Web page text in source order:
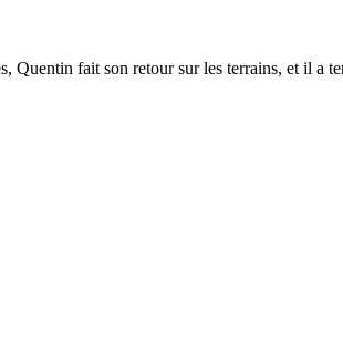
Quentin fait son retour sur les terrains, et il a